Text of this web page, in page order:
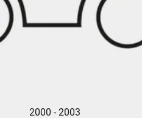
2000 - 2003